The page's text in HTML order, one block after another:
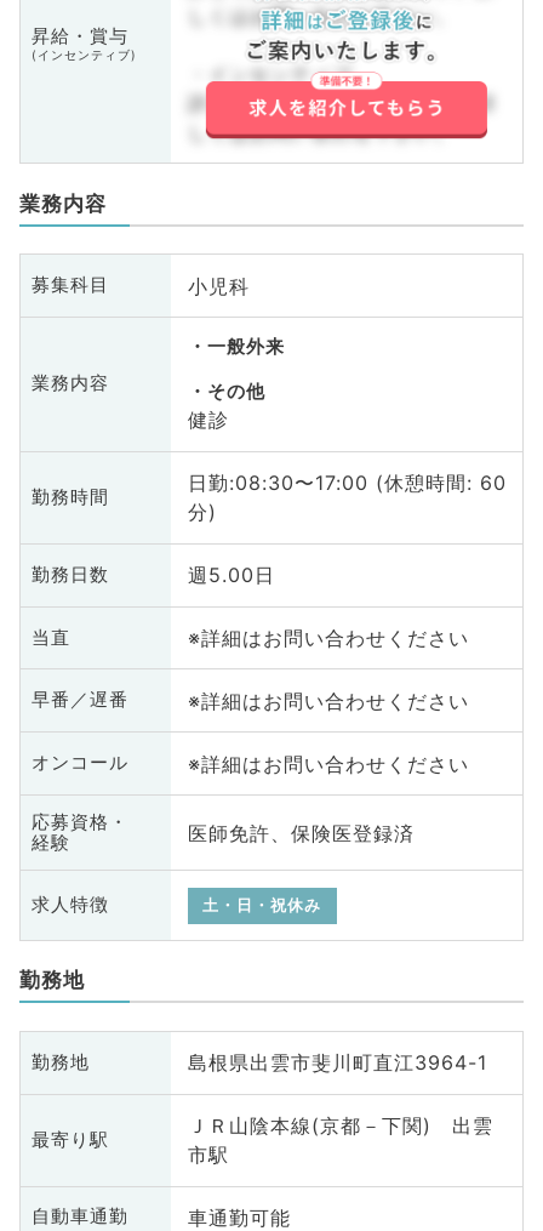
昇給・賞与
(インセンティブ)
しくはお問い合わせ下さい。
・インセンティブ
詳しくはお問い合わせ下さい。詳
しくはお問い合わせ下さい。
業務内容
募集科目 小児科
業務内容
一般外来
その他
健診
勤務時間
日勤:08:30〜17:00 (休憩時間: 60
分)
勤務日数 週5.00日
当直 ※詳細はお問い合わせください
早番／遅番 ※詳細はお問い合わせください
オンコール ※詳細はお問い合わせください
応募資格・
経験
医師免許、保険医登録済
求人特徴 土・日・祝休み
勤務地
勤務地 島根県出雲市斐川町直江3964-1
最寄り駅
ＪＲ山陰本線(京都－下関) 出雲
市駅
自動車通勤 車通勤可能